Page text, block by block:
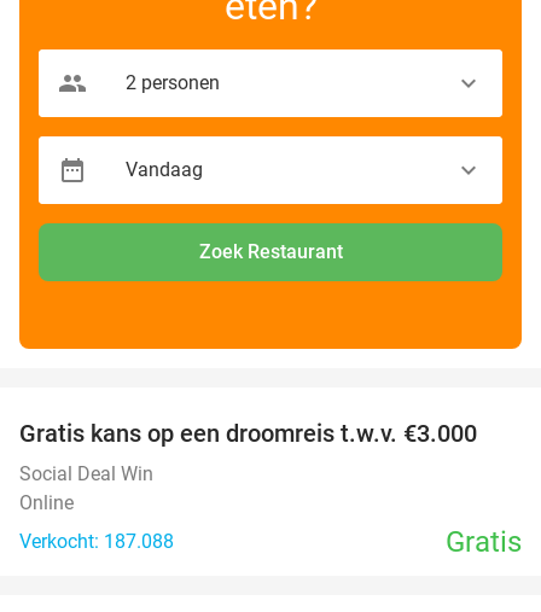
Zoek Restaurant
Gratis kans op een droomreis t.w.v. €3.000
Social Deal Win
Online
Verkocht: 187.088
Gratis